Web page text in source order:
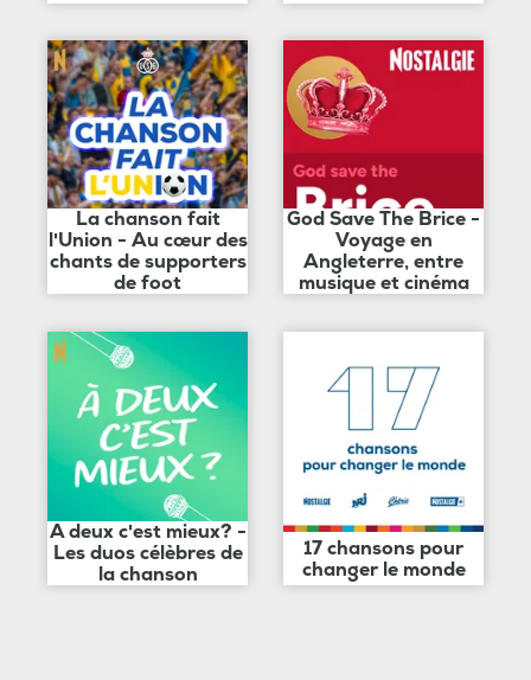
La chanson fait
l'Union - Au cœur des
chants de supporters
de foot
God Save The Brice -
Voyage en
Angleterre, entre
musique et cinéma
A deux c'est mieux? -
Les duos célèbres de
la chanson
17 chansons pour
changer le monde